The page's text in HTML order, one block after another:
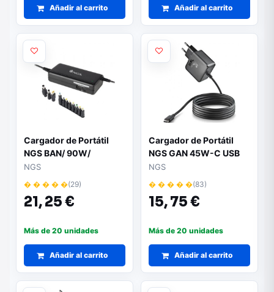
Añadir al carrito Añadir al carrito
Cargador de Portátil
NGS BAN/ 90W/
Manual/ 11 Conectores/
Voltaje 12-20V
NGS
� � � � �(29)
21,25 €
Más de 20 unidades
Añadir al carrito
Cargador de Portátil
NGS GAN 45W-C USB
Tipo-C/ 45W/
Automático/ Voltaje 5-
20V
NGS
� � � � �(83)
15,75 €
Más de 20 unidades
Añadir al carrito